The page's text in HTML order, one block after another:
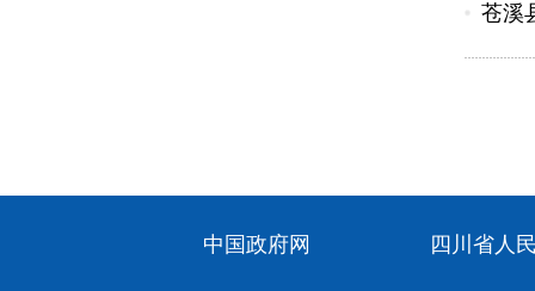
苍溪
中国政府网 四川省人